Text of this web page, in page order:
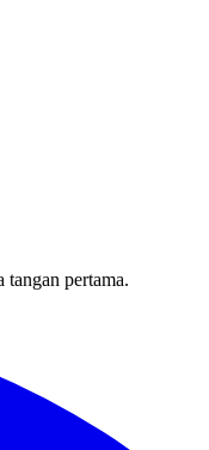
pertama.